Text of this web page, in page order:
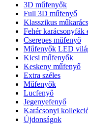
3D műfenyők
Full 3D műfenyő
Klasszikus
Fehér karácsonyfák
Cserepes műfenyő
Műfenyők LED
Kicsi műfenyők
Keskeny műfenyő
Extra széles
Műfenyők
Lucfenyő
Jegenyefenyő
Karácsonyi
Újdonságok